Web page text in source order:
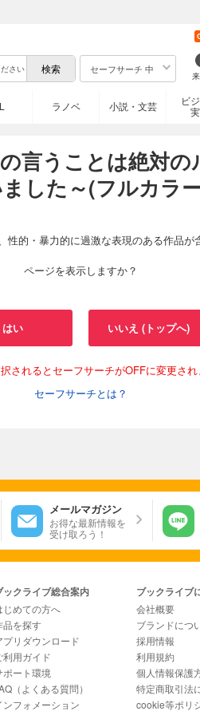
セーフサーチ 中
ラノベ 小説・文芸
ビ
言うことは絶対
した～(フルカラ
性的・暴力的に過激な表現のある作品が
ページを表示しますか？
はい いいえ (トップへ)
されるとセーフサーチがOFFに変更され
セーフサーチとは？
メールマガジン
お得な最新情報を
受け取ろう！
ックライブ総合案内
じめての方へ
品を探す
プリダウンロード
利用ガイド
ポート環境
（よくある質問）
ンフォメーション
ブックライブ
会社概要
ブランドにつ
採用情報
利用規約
個人情報保護
特定商取引法
cookie等ポリ